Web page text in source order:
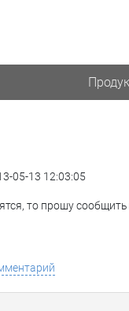
05-13 12:03:05
то прошу